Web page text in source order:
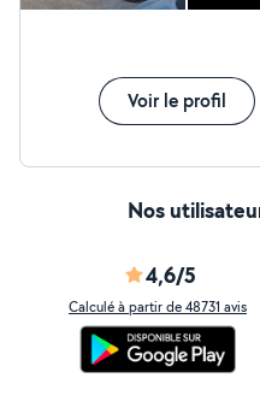
Voir le profil
Nos
4,6/5
Calculé à partir de 48731 avis